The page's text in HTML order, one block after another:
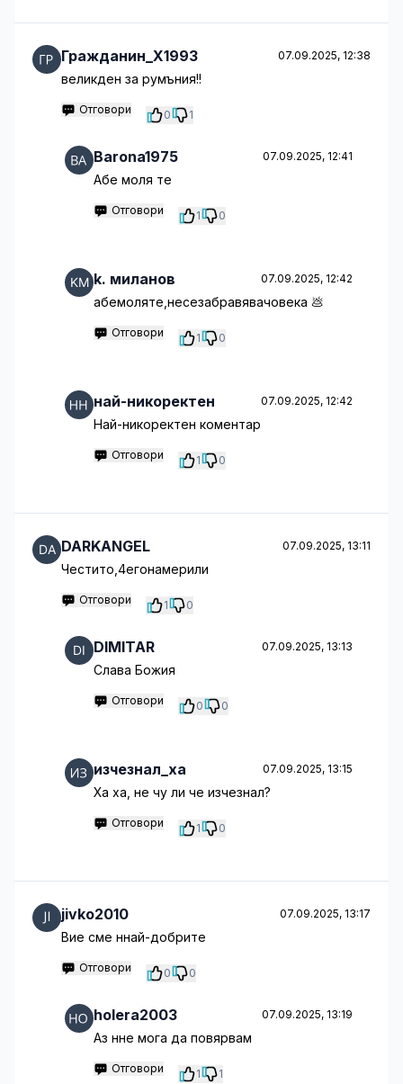
Гражданин_Х1993 07.09.2025, 12:38
великден за румъния!!
Отговори 0 1
Barona1975 07.09.2025, 12:41
Абе моля те
Отговори 1 0
k. миланов 07.09.2025, 12:42
абемоляте,несезабравявачовека 💩
Отговори 1 0
най-никоректен 07.09.2025, 12:42
Най-никоректен коментар
Отговори 1 0
DARKANGEL 07.09.2025, 13:11
Честито,4егонамерили
Отговори 1 0
DIMITAR 07.09.2025, 13:13
Слава Божия
Отговори 0 0
изчезнал_ха 07.09.2025, 13:15
Ха ха, не чу ли че изчезнал?
Отговори 1 0
jivko2010 07.09.2025, 13:17
Вие сме ннай-добрите
Отговори 0 0
holera2003 07.09.2025, 13:19
Аз нне мога да повярвам
Отговори 1 1